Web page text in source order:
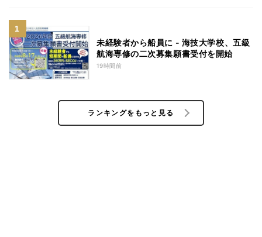
未経験者から船員に - 海技大学校、五級
航海専修の二次募集願書受付を開始
19時間前
ランキングをもっと見る